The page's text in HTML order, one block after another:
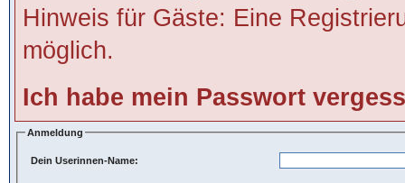
Hinweis für Gäste: Eine
möglich.
Ich habe mein Passwort
Anmeldung
Dein Userinnen-Name: